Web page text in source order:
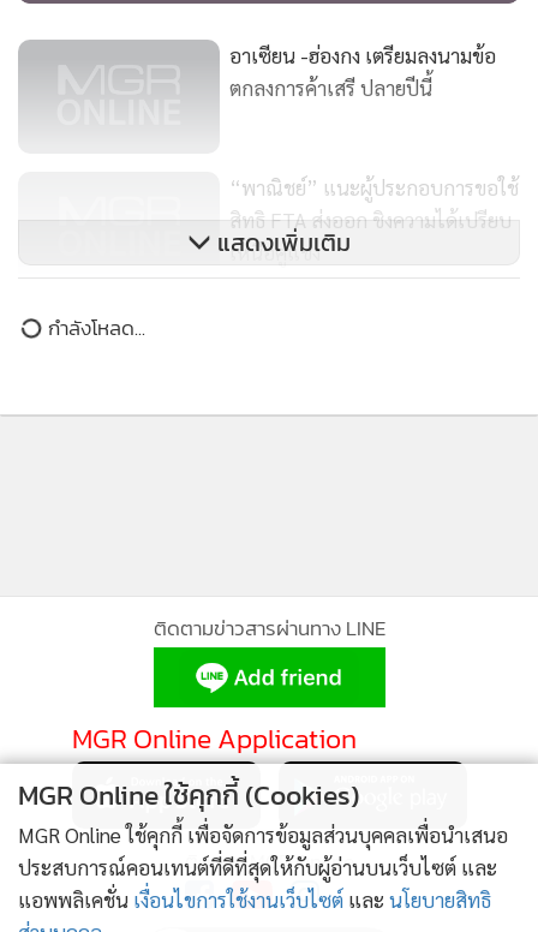
อาเซียน -ฮ่องกง เตรียมลงนามข้อ
ตกลงการค้าเสรี ปลายปีนี้
“พาณิชย์” แนะผู้ประกอบการขอใช้
สิทธิ FTA ส่งออก ชิงความได้เปรียบ
เหนือคู่แข่ง
แสดงเพิ่มเติม
กำลังโหลด...
ติดตามข่าวสารผ่านทาง LINE
MGR Online Application
ติดตาม MGR Online
MGR Online ใช้คุกกี้ (Cookies)
MGR Online ใช้คุกกี้ เพื่อจัดการข้อมูลส่วนบุคคลเพื่อนำเสนอ
ประสบการณ์คอนเทนต์ที่ดีที่สุดให้กับผู้อ่านบนเว็บไซต์ และ
แอพพลิเคชั่น เงื่อนไขการใช้งานเว็บไซต์ และ นโยบายสิทธิ